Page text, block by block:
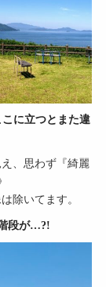
に立つとまた違
、思わず『綺麗
除いてます。
段が…?!